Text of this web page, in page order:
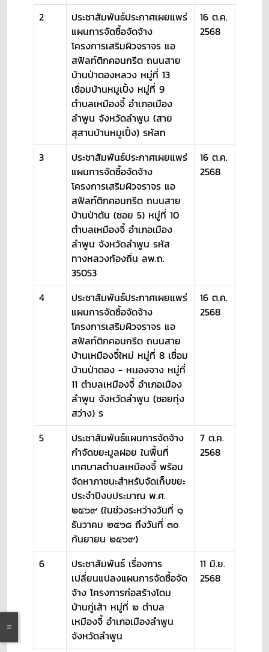
2
ประชาสัมพันธ์ประกาศเผยแพร่
แผนการจัดซื้อจัดจ้าง
โครงการเสริมผิวจราจร แอ
สฟัลท์ติกคอนกรีต ถนนสาย
บ้านป่าตองหลวง หมู่ที่ 13
เชื่อมบ้านหมูเปิ้ง หมู่ที่ 9
ตำบลเหมืองจี้ อำเภอเมือง
ลำพูน จังหวัดลำพูน (สาย
สุสานบ้านหมูเปิ้ง) รหัสท
16 ต.ค.
2568
3
ประชาสัมพันธ์ประกาศเผยแพร่
แผนการจัดซื้อจัดจ้าง
โครงการเสริมผิวจราจร แอ
สฟัลท์ติกคอนกรีต ถนนสาย
บ้านป่าตัน (ซอย 5) หมู่ที่ 10
ตำบลเหมืองจี้ อำเภอเมือง
ลำพูน จังหวัดลำพูน รหัส
ทางหลวงท้องถิ่น ลพ.ถ.
35053
16 ต.ค.
2568
4
ประชาสัมพันธ์ประกาศเผยแพร่
แผนการจัดซื้อจัดจ้าง
โครงการเสริมผิวจราจร แอ
สฟัลท์ติกคอนกรีต ถนนสาย
บ้านเหมืองจี้ใหม่ หมู่ที่ 8 เชื่อม
บ้านป่าตอง - หนองจาง หมู่ที่
11 ตำบลเหมืองจี้ อำเภอเมือง
ลำพูน จังหวัดลำพูน (ซอยทุ่ง
สว่าง) ร
16 ต.ค.
2568
5
ประชาสัมพันธ์แผนการจัดจ้าง
กำจัดขยะมูลฝอย ในพื้นที่
เทศบาลตำบลเหมืองจี้ พร้อม
จัดหาภาชนะสำหรับจัดเก็บขยะ
ประจำปีงบประมาณ พ.ศ.
๒๕๖๙ (ในช่วงระหว่างวันที่ ๑
ธันวาคม ๒๕๖๘ ถึงวันที่ ๓๐
กันยายน ๒๕๖๙)
7 ต.ค.
2568
6
ประชาสัมพันธ์ เรื่องการ
เปลี่ยนแปลงแผนการจัดซื้อจัด
จ้าง โครงการก่อสร้างโดม
บ้านกู่เส้า หมู่ที่ ๒ ตำบล
เหมืองจี้ อำเภอเมืองลำพูน
จังหวัดลำพูน
11 มิ.ย.
2568